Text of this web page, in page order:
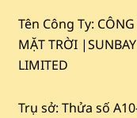
Tên Công Ty:
MẶT TRỜI |
LIMITED
Trụ sở: Thửa số